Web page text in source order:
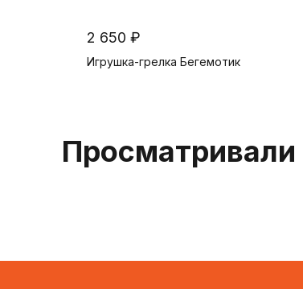
2 650 ₽
Игрушка-грелка Бегемотик
Просматривали